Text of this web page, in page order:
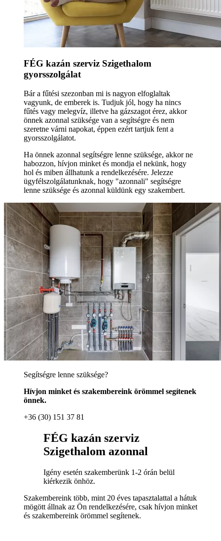
FÉG kazán szerviz Szigethalom
gyorsszolgálat
Bár a fűtési szezonban mi is nagyon elfoglaltak
vagyunk, de emberek is. Tudjuk jól, hogy ha nincs
fűtés vagy melegvíz, illetve ha gázszagot érez, akkor
önnek azonnal szüksége van a segítségre és nem
szeretne várni napokat, éppen ezért tartjuk fent a
gyorsszolgálatot.
Ha önnek azonnal segítségre lenne szüksége, akkor ne
habozzon, hívjon minket és mondja el nekünk, hogy
hol és miben állhatunk a rendelkezésére. Jelezze
ügyfélszolgálatunknak, hogy "azonnali" segítségre
lenne szüksége és azonnal küldünk egy szakembert.
Segítségre lenne szüksége?
Hívjon minket és szakembereink örömmel segítenek
önnek.
+36 (30) 151 37 81
FÉG kazán szerviz
Szigethalom azonnal
Igény esetén szakemberünk 1-2 órán belül
kiérkezik önhöz.
Szakembereink több, mint 20 éves tapasztalattal a hátuk
mögött állnak az Ön rendelkezésére, csak hívjon minket
és szakembereink örömmel segítenek.